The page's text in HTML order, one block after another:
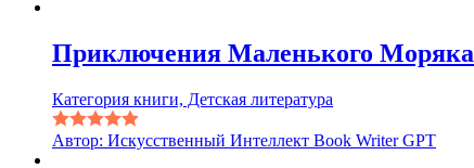
Приключения Маленького Моряка
Категория книги, Детская литература
Автор: Искусственный Интеллект Book Writer GPT